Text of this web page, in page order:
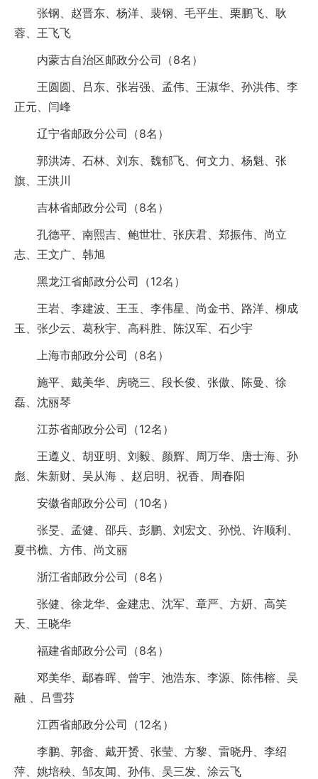
张钢、赵晋东、杨洋、裴钢、毛平生、栗鹏飞、耿
蓉、王飞飞
内蒙古自治区邮政分公司（8名）
王圆圆、吕东、张岩强、孟伟、王淑华、孙洪伟、李
正元、闫峰
辽宁省邮政分公司（8名）
郭洪涛、石林、刘东、魏郁飞、何文力、杨魁、张
旗、王洪川
吉林省邮政分公司（8名）
孔德平、南熙吉、鲍世壮、张庆君、郑振伟、尚立
志、王文广、韩旭
黑龙江省邮政分公司（12名）
王岩、李建波、王玉、李伟星、尚金书、路洋、柳成
玉、张少云、葛秋宇、高科胜、陈汉军、石少宇
上海市邮政分公司（8名）
施平、戴美华、房晓三、段长俊、张傲、陈曼、徐
磊、沈丽琴
江苏省邮政分公司（12名）
王遵义、胡亚明、刘毅、颜辉、周万华、唐士海、孙
彪、朱新财、吴从海 、赵启明、祝香、周春阳
安徽省邮政分公司（10名）
张旻、孟健、邵兵、彭鹏、刘宏文、孙悦、许顺利、
夏书樵、方伟、尚文丽
浙江省邮政分公司（8名）
张健、徐龙华、金建忠、沈军、章严、方妍、高笑
天、王晓华
福建省邮政分公司（8名）
邓美华、鄢春晖、曾宇、池浩东、李源、陈伟榕、吴
融 、吕雪芬
江西省邮政分公司（12名）
李鹏、郭畲、戴开赟、张莹、方黎、雷晓丹、李绍
萍、姚培秧、邹友闻、孙伟、吴三发、涂云飞